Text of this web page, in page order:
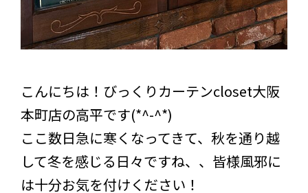
こんにちは！びっくりカーテンcloset大阪
本町店の高平です(*^-^*)
ここ数日急に寒くなってきて、秋を通り越
して冬を感じる日々ですね、、皆様風邪に
は十分お気を付けください！